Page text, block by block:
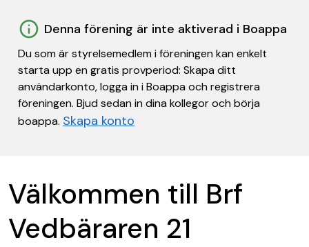
Denna förening är inte aktiverad i Boappa
Du som är styrelsemedlem i föreningen kan enkelt
starta upp en gratis provperiod: Skapa ditt
användarkonto, logga in i Boappa och registrera
föreningen. Bjud sedan in dina kollegor och börja
boappa. Skapa konto
Välkommen till Brf
Vedbäraren 21